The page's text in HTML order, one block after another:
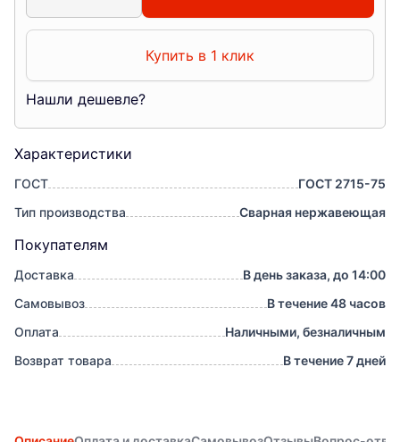
Характеристики
ГОСТ
ГОСТ 2715-75
Тип производства
Сварная нержавеющая
Покупателям
Доставка
В день заказа, до 14:00
Самовывоз
В течение 48 часов
Оплата
Наличными, безналичным
Возврат товара
В течение 7 дней
Купить в 1 клик
Нашли дешевле?